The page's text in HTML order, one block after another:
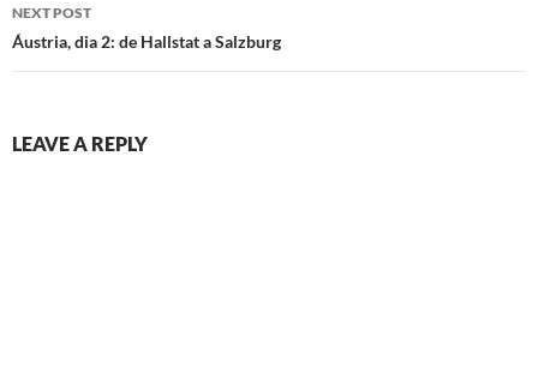
NEXT POST
Áustria, dia 2: de Hallstat a Salzburg
LEAVE A REPLY